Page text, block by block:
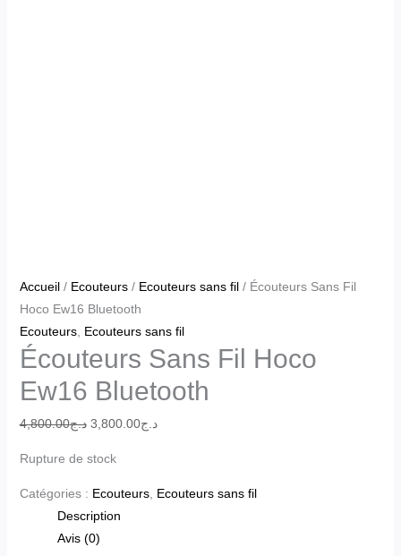
Accueil/ Ecouteurs/ Ecouteurs sans fil/ Écouteurs Sans Fil
Hoco Ew16 Bluetooth
Ecouteurs, Ecouteurs sans fil
Écouteurs Sans Fil Hoco
Ew16 Bluetooth
د.ج4,800.00 د.ج3,800.00
Rupture de stock
Catégories : Ecouteurs, Ecouteurs sans fil
Description
Avis (0)